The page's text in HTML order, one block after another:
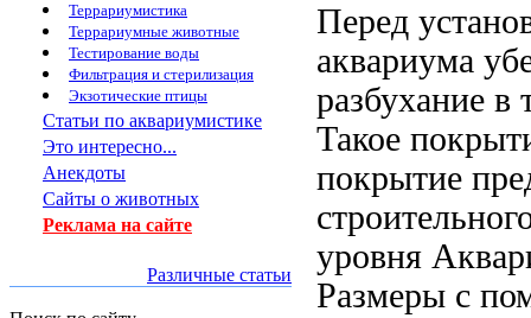
Террариумистика
Террариумные животные
Тестирование воды
Фильтрация и стерилизация
Экзотические птицы
Статьи по аквариумистике
Это интересно...
Анекдоты
Сайты о животных
Реклама на сайте
Различные статьи
Перед
аквариума
разбухание в
Такое
покрытие
уровня
Размеры с